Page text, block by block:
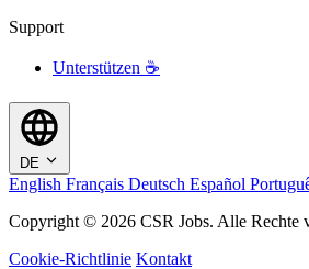
Support
Unterstützen ☕
DE
English Français Deutsch Español
Copyright © 2026 CSR Jobs. Alle Rechte
Cookie-Richtlinie Kontakt